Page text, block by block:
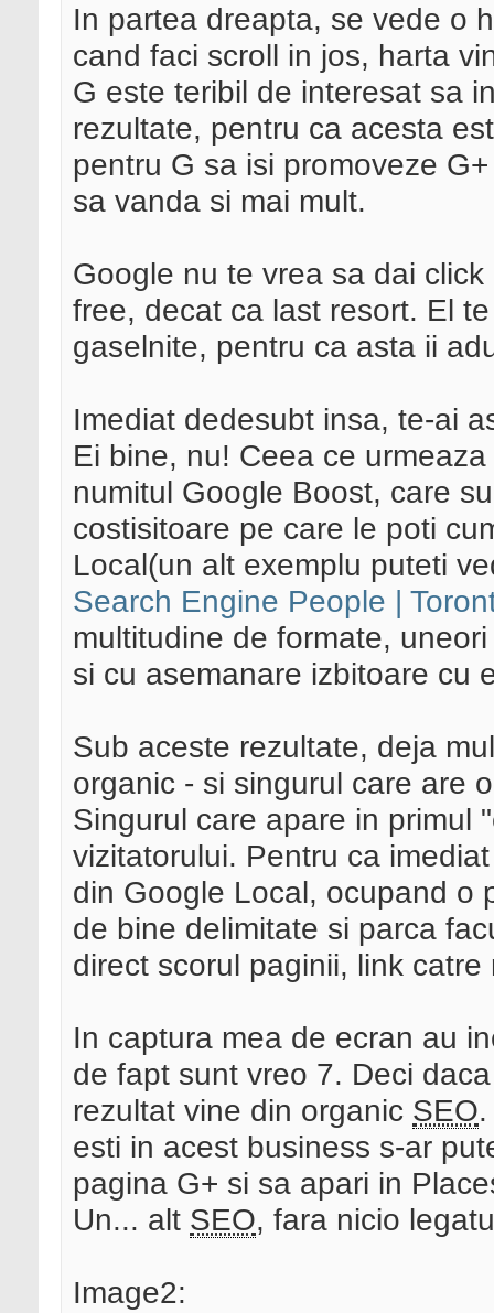
In partea dreapta, se vede o
cand faci scroll in jos, harta
G este teribil de interesat sa
rezultate, pentru ca acesta
pentru G sa isi promoveze
sa vanda si mai mult.
Google nu te vrea sa dai
free, decat ca last resort. El
gaselnite, pentru ca asta ii
Imediat dedesubt insa, te-ai
Ei bine, nu! Ceea ce
numitul Google Boost, care
costisitoare pe care le poti
Local(un alt exemplu puteti
Search Engine People |
multitudine de formate,
si cu asemanare izbitoare cu
Sub aceste rezultate, deja
organic - si singurul care are
Singurul care apare in primul
vizitatorului. Pentru ca
din Google Local, ocupand o
de bine delimitate si parca
direct scorul paginii, link
In captura mea de ecran au
de fapt sunt vreo 7. Deci
rezultat vine din organic SEO
esti in acest business s-ar
pagina G+ si sa apari in
Un... alt SEO, fara nicio
Image2: